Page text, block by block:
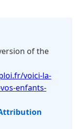
of the
voici-la-
enfants-